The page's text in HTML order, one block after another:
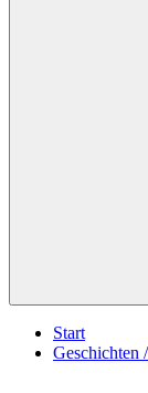
Start
Geschichten